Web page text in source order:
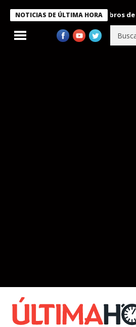
NOTICIAS DE ÚLTIMA HORA
Bukele condecora a miembros de la